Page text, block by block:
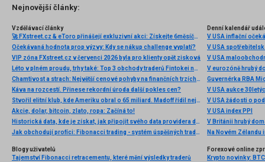
několik příkladů nejznámějších z nich.
Nejnovější články:
Vzdělávací články
🚀 FXstreet.cz & eToro přinášejí exkluzivní akci: Získejte 6měsíční členství ve VIP zóně ZDARMA
Očekávaná hodnota prop výzvy: Kdy se nákup challenge vyplatí?
VIP zóna FXstreet.cz v červenci 2026 byla pro klienty opět zisková
Léto v plném proudu, trhy také: Top 3 obchody traderů Fintokei na indexech a zlatě
Chamtivost a strach: Největší cenové pohyby na finančních trzích (červenec 2026)
Káva na rozcestí. Přinese rekordní úroda další pokles cen?
Stvořil elitní klub, kde Ameriku obral o 65 miliard. Madoff řídil největší Ponzi dějin
Akcie, dolar, bitcoin, zlato, ropa: Začíná to!
Historická data, kde je získat, jak připojit svého data providera do MultiCharts a proč je budeme potřebovat? (4. díl)
Jak obchodují profíci: Fibonacci trading - systém úspěšných traderů
Denní kalendář
V USA inflační
V USA
V USA
V eurozóně hrubý
Guvernérka RBA
V USA aukce
V USA žádosti o
V USA index PPI
V Británii hrubý
Na Novém Zélandu
Blogy uživatelů
Tajemství Fibonacci retracementu, které mění výsledky traderů
Forexové online